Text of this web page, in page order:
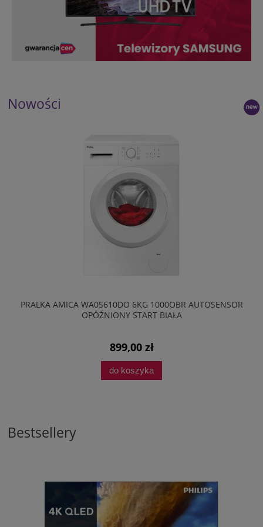
Nowości
PRALKA AMICA WA0S610DO 6KG 1000OBR AUTOSENSOR
OPÓŹNIONY START BIAŁA
899,00 zł
do koszyka
Bestsellery